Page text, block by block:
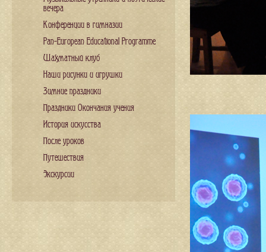
вечера
Конференции в гимназии
Pan-European Educational Programme
Шахматный клуб
Наши рисунки и игрушки
Зимние праздники
Праздники Окончания учения
История искусства
После уроков
Путешествия
Экскурсии